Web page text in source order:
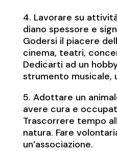
4. Lavorare su
diano spessore e
Godersi il piacere
cinema, teatri,
Dedicarti ad un
strumento musicale,
5. Adottare un
avere cura e
Trascorrere tempo
natura. Fare
un’associazione.